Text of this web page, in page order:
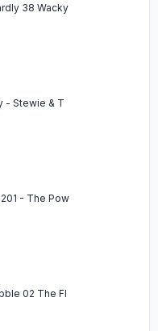
38 Wacky
- Stewie & T
- The Pow
02 The Fl